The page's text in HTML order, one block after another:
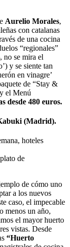
Aurelio Morales,
con catalanas
de una cocina
“regionales”
no se mira el
y se siente tan
en vinagre’
de “Stay &
el Menú
desde 480 euros.
(Madrid).
de
de cómo uno
a los nuevos
caso, el impecable
menos un año,
el mayor huerto
vistas. Desde
“Huerto